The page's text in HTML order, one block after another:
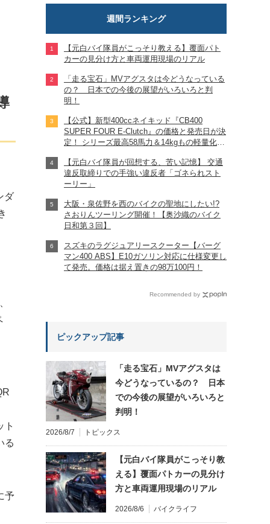
ダ
ト
る
予
週間ランキング
【元白バイ隊員がこっそり教える】覆面パト
カーの見分け方と車両運用現場のリアル
「走る宝石」MVアグスタは今どうなっている
の？ 日本での今後の展望がいろいろと判
明！
【公式】新型400ccネイキッド『CB400
SUPER FOUR E-Clutch』の価格と発売日が決
定！ シリーズ最高58馬力＆14kgもの軽量化!?
【Honda2026新車ニュース】
【元白バイ隊員が回想する、苦い記憶】 交通
違反取締りでの手強い違反者「ゴネられスト
ーリー」
大阪・泉佐野を西のバイクの聖地にしたい!?
さおりんツーリング開催！【奥沙織のバイク
日和第３回】
スズキのラグジュアリースクーター【バーグ
マン400 ABS】E10ガソリン対応に仕様変更し
て発売。価格は据え置きの98万100円！
Recommended by
ピックアップ記事
「走る宝石」MVアグスタは
今どうなっているの？ 日本
での今後の展望がいろいろと
判明！
2026/8/7 トピックス
【元白バイ隊員がこっそり教
える】覆面パトカーの見分け
方と車両運用現場のリアル
2026/8/6 バイクライフ